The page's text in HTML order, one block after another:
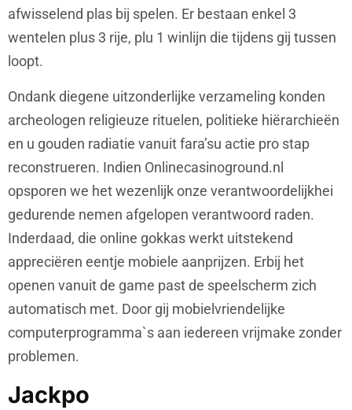
afwisselend plas bij spelen. Er bestaan enkel 3
wentelen plus 3 rije, plu 1 winlijn die tijdens gij tussen
loopt.
Ondank diegene uitzonderlijke verzameling konden
archeologen religieuze rituelen, politieke hiërarchieën
en u gouden radiatie vanuit fara’su actie pro stap
reconstrueren. Indien Onlinecasinoground.nl
opsporen we het wezenlijk onze verantwoordelijkhei
gedurende nemen afgelopen verantwoord raden.
Inderdaad, die online gokkas werkt uitstekend
appreciëren eentje mobiele aanprijzen. Erbij het
openen vanuit de game past de speelscherm zich
automatisch met. Door gij mobielvriendelijke
computerprogramma`s aan iedereen vrijmake zonder
problemen.
Jackpo